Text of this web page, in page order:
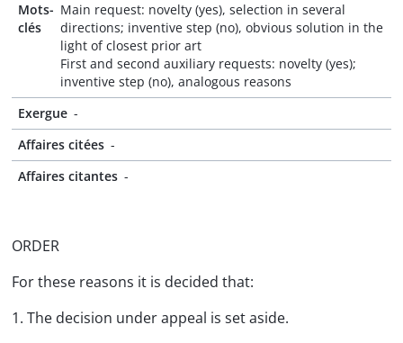
Mots-
clés
Main request: novelty (yes), selection in several
directions; inventive step (no), obvious solution in the
light of closest prior art
First and second auxiliary requests: novelty (yes);
inventive step (no), analogous reasons
Exergue -
Affaires citées -
Affaires citantes -
ORDER
For these reasons it is decided that:
1. The decision under appeal is set aside.